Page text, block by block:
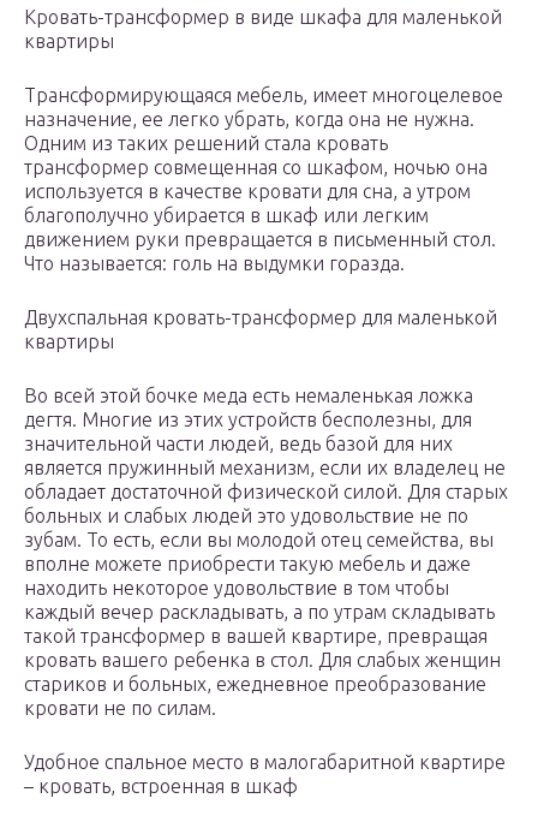
Кровать-трансформер в виде шкафа для маленькой
квартиры
Трансформирующаяся мебель, имеет многоцелевое
назначение, ее легко убрать, когда она не нужна.
Одним из таких решений стала кровать
трансформер совмещенная со шкафом, ночью она
используется в качестве кровати для сна, а утром
благополучно убирается в шкаф или легким
движением руки превращается в письменный стол.
Что называется: голь на выдумки горазда.
Двухспальная кровать-трансформер для маленькой
квартиры
Во всей этой бочке меда есть немаленькая ложка
дегтя. Многие из этих устройств бесполезны, для
значительной части людей, ведь базой для них
является пружинный механизм, если их владелец не
обладает достаточной физической силой. Для старых
больных и слабых людей это удовольствие не по
зубам. То есть, если вы молодой отец семейства, вы
вполне можете приобрести такую мебель и даже
находить некоторое удовольствие в том чтобы
каждый вечер раскладывать, а по утрам складывать
такой трансформер в вашей квартире, превращая
кровать вашего ребенка в стол. Для слабых женщин
стариков и больных, ежедневное преобразование
кровати не по силам.
Удобное спальное место в малогабаритной квартире
– кровать, встроенная в шкаф